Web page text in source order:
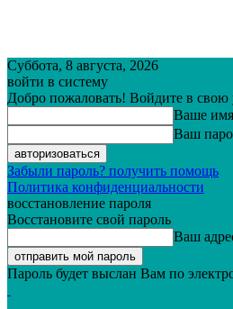
Суббота, 8 августа, 2026
войти в систему
Добро пожаловать! Войдите в свою
Ваше имя
Ваш
Забыли пароль? получить помощь
Политика конфиденциальности
восстановление пароля
Восстановите свой пароль
Ваш
Пароль будет выслан Вам по